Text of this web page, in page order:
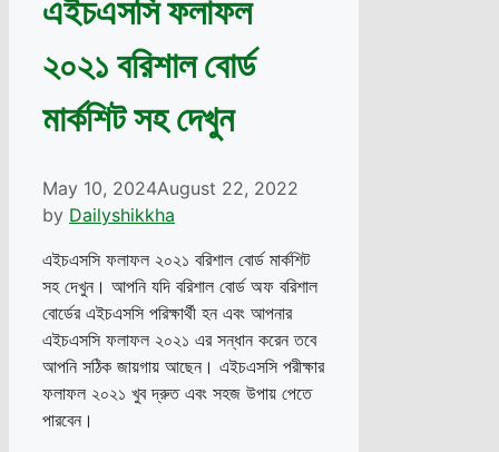
এইচএসসি ফলাফল
২০২১ বরিশাল বোর্ড
মার্কশিট সহ দেখুন
May 10, 2024August 22, 2022
by Dailyshikkha
এইচএসসি ফলাফল ২০২১ বরিশাল বোর্ড মার্কশিট
সহ দেখুন। আপনি যদি বরিশাল বোর্ড অফ বরিশাল
বোর্ডের এইচএসসি পরিক্ষার্থী হন এবং আপনার
এইচএসসি ফলাফল ২০২১ এর সন্ধান করেন তবে
আপনি সঠিক জায়গায় আছেন। এইচএসসি পরীক্ষার
ফলাফল ২০২১ খুব দ্রুত এবং সহজ উপায় পেতে
পারবেন।